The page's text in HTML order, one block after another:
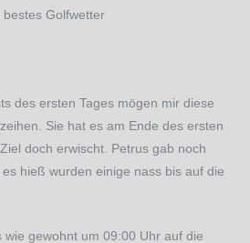
bestes Golfwetter
des ersten Tages mögen mir diese
Sie hat es am Ende des ersten
doch erwischt. Petrus gab noch
hieß wurden einige nass bis auf die
wie gewohnt um 09:00 Uhr auf die